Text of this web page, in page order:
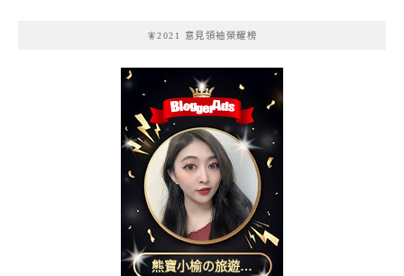
🧚2021 意見領袖榮耀榜
熊寶小榆の旅遊日